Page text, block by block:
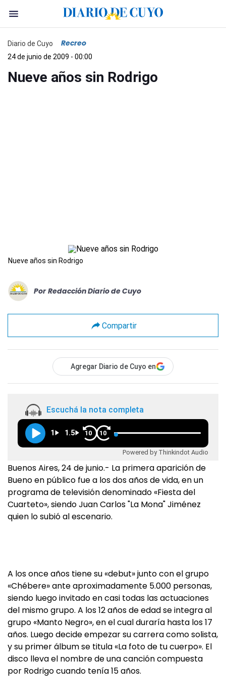
Diario de Cuyo Recreo
24 de junio de 2009 - 00:00
Nueve años sin Rodrigo
Nueve años sin Rodrigo
Por Redacción Diario de Cuyo
Compartir
Agregar Diario de Cuyo en
Escuchá la nota completa
1 1.5 10 10
Powered by Thinkindot Audio
Buenos Aires, 24 de junio.- La primera aparición de
Bueno en público fue a los dos años de vida, en un
programa de televisión denominado «Fiesta del
Cuarteto», siendo Juan Carlos "La Mona" Jiménez
quien lo subió al escenario.
A los once años tiene su «debut» junto con el grupo
«Chébere» ante aproximadamente 5.000 personas,
siendo luego invitado en casi todas las actuaciones
del mismo grupo. A los 12 años de edad se integra al
grupo «Manto Negro», en el cual duraría hasta los 17
años. Luego decide empezar su carrera como solista,
y su primer álbum se titula «La foto de tu cuerpo». El
disco lleva el nombre de una canción compuesta
por Rodrigo cuando tenía 15 años.